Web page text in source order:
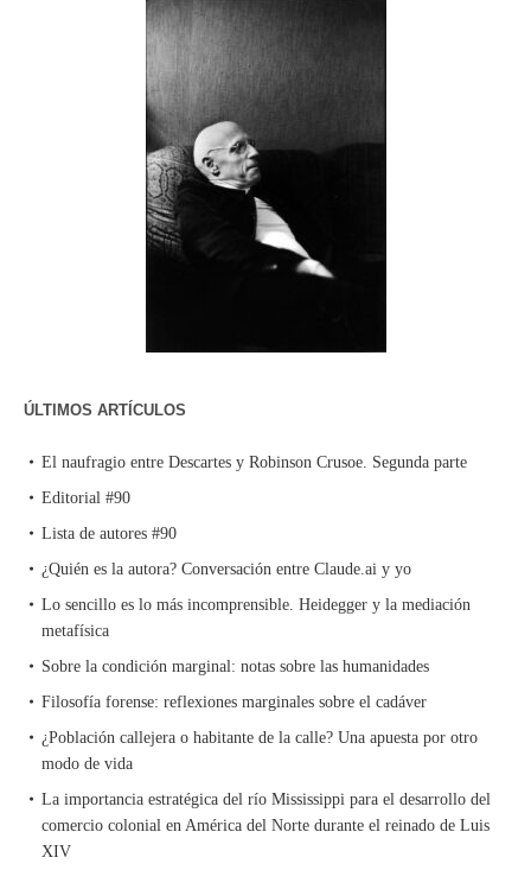
ÚLTIMOS ARTÍCULOS
El naufragio entre Descartes y Robinson Crusoe. Segunda parte
Editorial #90
Lista de autores #90
¿Quién es la autora? Conversación entre Claude.ai y yo
Lo sencillo es lo más incomprensible. Heidegger y la mediación
metafísica
Sobre la condición marginal: notas sobre las humanidades
Filosofía forense: reflexiones marginales sobre el cadáver
¿Población callejera o habitante de la calle? Una apuesta por otro
modo de vida
La importancia estratégica del río Mississippi para el desarrollo del
comercio colonial en América del Norte durante el reinado de Luis
XIV